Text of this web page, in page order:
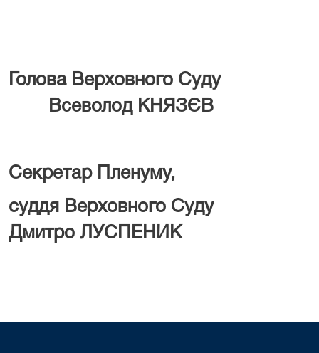
Голова
Всеволод КНЯЗЄВ
Секретар Пленуму,
суддя
Дмитро ЛУСПЕНИК